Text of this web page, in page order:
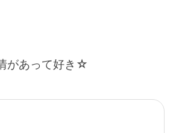
があって好き☆